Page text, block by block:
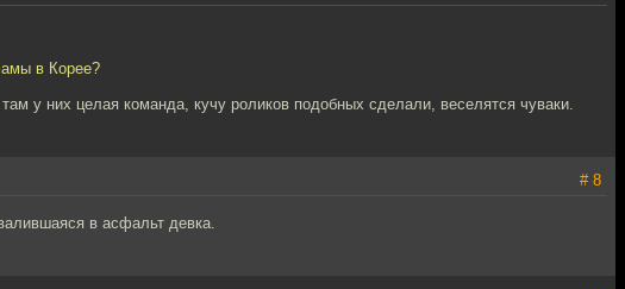
в Корее?
у них целая команда, кучу роликов подобных сделали, веселятся чуваки.
# 8
в асфальт девка.